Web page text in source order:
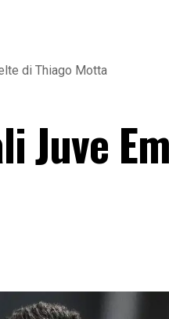
di Thiago Motta
Juve